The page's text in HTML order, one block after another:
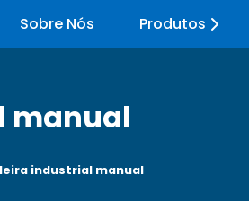
Sobre Nós Produtos
manual
industrial manual